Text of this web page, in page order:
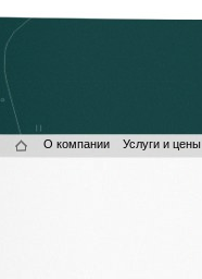
О компании Услуги и цены